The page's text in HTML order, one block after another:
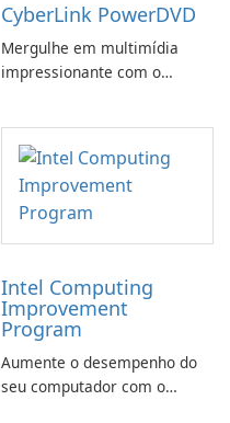
CyberLink PowerDVD
Mergulhe em multimídia
impressionante com o
Intel Computing
Improvement
Program
Aumente o desempenho do
seu computador com o